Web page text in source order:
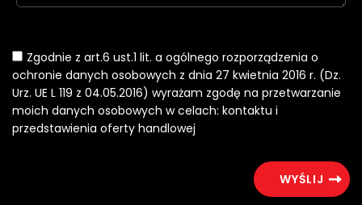
Zgodnie z art.6 ust.1 lit. a ogólnego rozporządzenia o
ochronie danych osobowych z dnia 27 kwietnia 2016 r. (Dz.
Urz. UE L 119 z 04.05.2016) wyrażam zgodę na przetwarzanie
moich danych osobowych w celach: kontaktu i
przedstawienia oferty handlowej